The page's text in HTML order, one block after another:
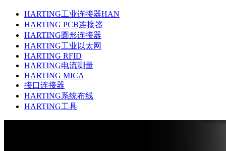
HARTING工业连接器HAN
HARTING PCB连接器
HARTING圆形连接器
HARTING工业以太网
HARTING RFID
HARTING电流测量
HARTING MICA
接口连接器
HARTING系统布线
HARTING工具